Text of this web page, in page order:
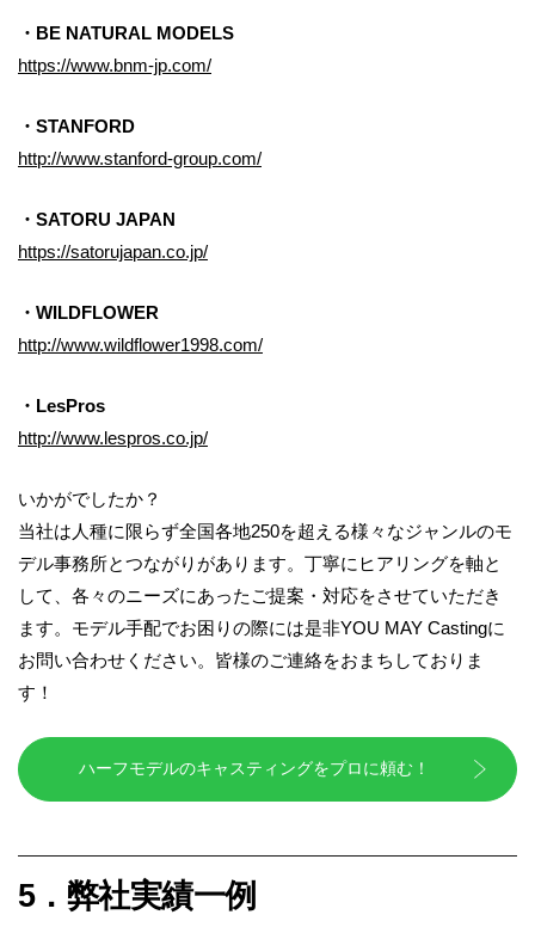
・BE NATURAL MODELS
https://www.bnm-jp.com/
・STANFORD
http://www.stanford-group.com/
・SATORU JAPAN
https://satorujapan.co.jp/
・WILDFLOWER
http://www.wildflower1998.com/
・LesPros
http://www.lespros.co.jp/
いかがでしたか？
当社は人種に限らず全国各地250を超える様々なジャンルのモ
デル事務所とつながりがあります。丁寧にヒアリングを軸と
して、各々のニーズにあったご提案・対応をさせていただき
ます。モデル手配でお困りの際には是非YOU MAY Castingに
お問い合わせください。皆様のご連絡をおまちしておりま
す！
ハーフモデルのキャスティングをプロに頼む！
5．弊社実績一例